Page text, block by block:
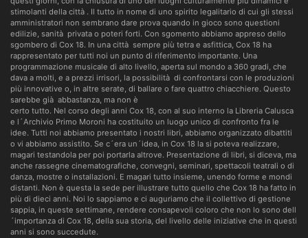
stimolanti della città . Il tutto in nome di uno spirito legalitario di cui gli stessi
amministratori non sembrano dare prova quando in gioco sono questioni
edilizie, sanità privata o poteri forti. Con sgomento abbiamo appreso dello
sgombero di Cox 18. In una città sempre più tetra e asfittica, Cox 18 ha
rappresentato per tutti noi un punto di riferimento importante. Una
programmazione musicale di alto livello, aperta sul mondo a 360 gradi, che
dava a molti, e a prezzi irrisori, la possibilità di confrontarsi con le produzioni
più innovative o, in altre serate, di ballare o fare quattro chiacchiere. Questo
sarebbe già abbastanza, ma non è
certo tutto. Nel corso degli anni Cox 18, con al suo interno la Libreria Calusca
e l´Archivio Primo Moroni ha costituito un luogo unico di confronto fra le
idee. Tutti noi abbiamo presentato i nostri libri, abbiamo organizzato dibattiti
o vi abbiamo assistito. Se c´era un´idea, in Cox 18 la si poteva realizzare,
magari testandola per poi portarla altrove. Presentazione di libri, si diceva, ma
anche rassegne cinematografiche, convegni, seminari, spettacoli teatrali o di
danza, mostre o installazioni. E magari tutto insieme, unendo forme e mondi
distanti. Non è questa la sede per illustrare tutto quello che Cox 18 ha fatto in
più di dieci anni. Noi lo sappiamo e ci auguriamo che il collettivo di gestione
sappia, in queste settimane, rendere consapevoli coloro che non lo sono dell
´importanza di Cox 18, della sua storia, del livello delle iniziative che in questi
anni si sono succedute.